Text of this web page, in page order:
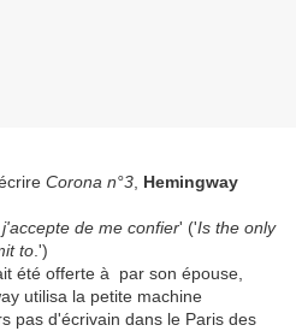
Corona n°3 Hemingway
de me confier' ('Is the only
to .')
été offerte à par son épouse,
utilisa la petite machine
pas d'écrivain dans le Paris des